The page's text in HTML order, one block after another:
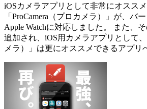
iOSカメラアプリとして非常にオスス
「ProCamera（プロカメラ）」が、バ
Apple Watchに対応しました。 また、
追加され、iOS用カメラアプリとして、
メラ）」は更にオススメできるアプリ